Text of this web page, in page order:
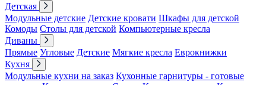
Детская
Модульные детские Детские кровати Шкафы для детской
Комоды Столы для детской Компьютерные кресла
Диваны
Прямые Угловые Детские Мягкие кресла Еврокнижки
Кухня
Модульные кухни на заказ Кухонные гарнитуры - готовые